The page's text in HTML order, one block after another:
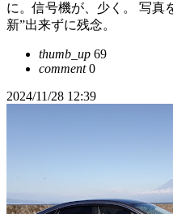
に。信号機が、少く。 写真
新”出来ずに残念。
thumb_up 69
comment0
2024/11/28 12:39